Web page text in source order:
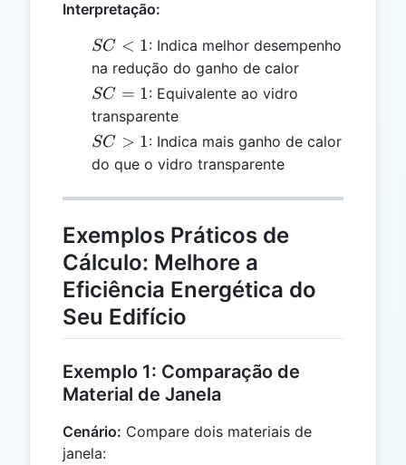
Interpretação:
SC
<
1
SC < 1: Indica melhor desempenho
na redução do ganho de calor
SC
=
1
SC = 1: Equivalente ao vidro
transparente
SC
>
SC > 1: Indica mais ganho de calor
do que o vidro transparente
Exemplos Práticos de
Cálculo: Melhore a
Eficiência Energética do
Seu Edifício
Exemplo 1: Comparação de
Material de Janela
Cenário: Compare dois materiais de
janela: